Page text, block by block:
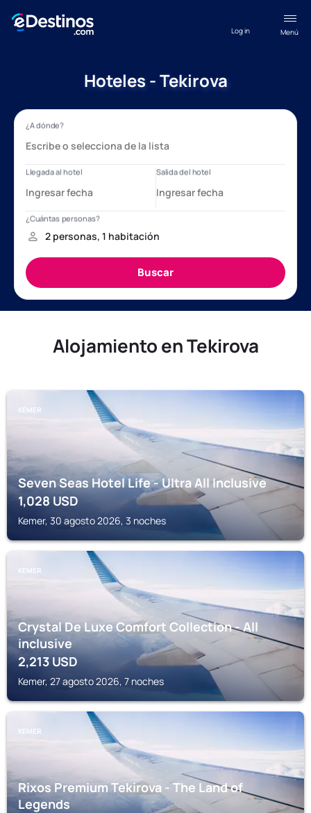
Menú
Log in
Hoteles - Tekirova
Alojamiento en Tekirova
KEMER
Seven Seas Hotel Life - Ultra All Inclusive
1,028 USD
Kemer, 30 agosto 2026, 3 noches
KEMER
Crystal De Luxe Comfort Collection - All
inclusive
2,213USD
Kemer, 27 agosto 2026, 7 noches
KEMER
Rixos Premium Tekirova - The Land of
Legends